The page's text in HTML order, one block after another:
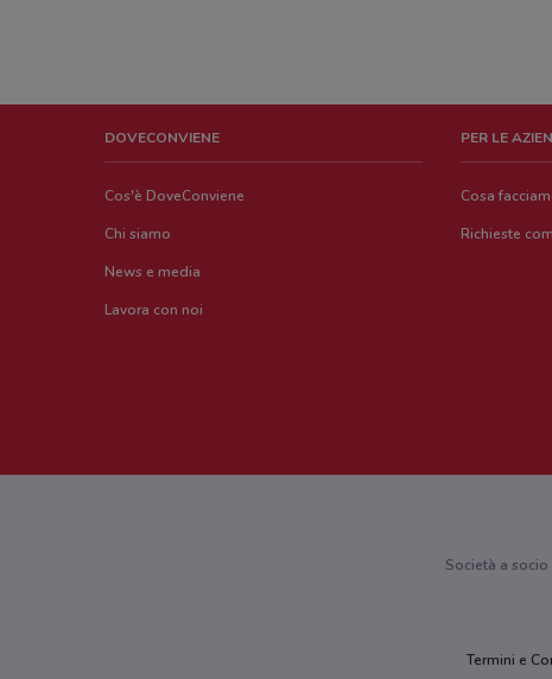
DOVECONVIENE
Cos'è DoveConviene
Chi siamo
News e media
Lavora con noi
PER LE
Cosa
Richieste
Società a
Termini e